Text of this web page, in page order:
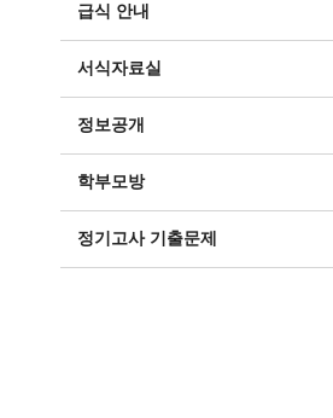
급식 안내
서식자료실
정보공개
학부모방
정기고사 기출문제